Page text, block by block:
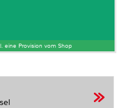
eine Provision vom Shop